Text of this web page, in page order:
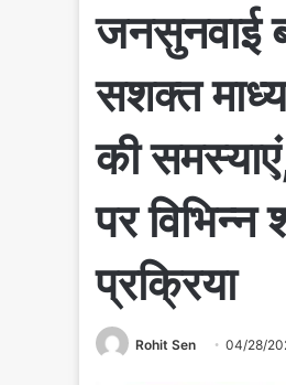
जनसुनवाई
सशक्त
की
पर
प्रक्रिया
Rohit Sen 04/28/